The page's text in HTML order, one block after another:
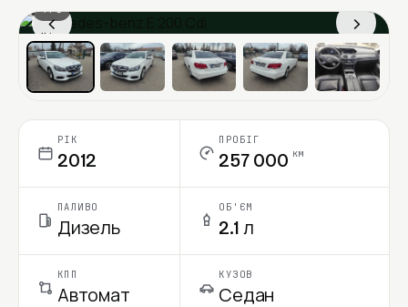
‹ ›
1 / 6
Ціна в місяць
РІК
2012
ПРОБІГ
257 000 км
ПАЛИВО
Дизель
ОБ'ЄМ
2.1 л
КПП
Автомат
КУЗОВ
Седан